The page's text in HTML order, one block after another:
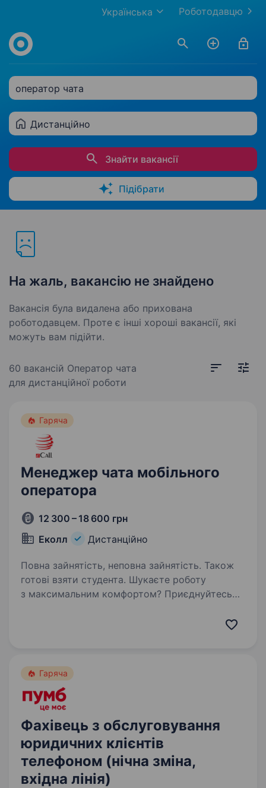
Роботодавцю
Українська
оператор чата
Дистанційно
Знайти вакансії
Підібрати
На жаль, вакансію не знайдено
Вакансія була видалена або прихована
роботодавцем. Проте є інші хороші вакансії, які
можуть вам підійти.
60 вакансій Оператор чата
для дистанційної роботи
Гаряча
Менеджер чата мобільного
оператора
12 300 – 18 600 грн
Еколл
Дистанційно
Повна зайнятість, неповна зайнятість. Також
готові взяти студента. Шукаєте роботу
з максимальним комфортом? Приєднуйтесь
Гаряча
Фахівець з обслуговування
юридичних клієнтів
телефоном (нічна зміна,
вхідна лінія)